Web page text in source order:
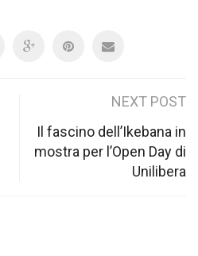
NEXT POST
Il fascino dell’Ikebana in
mostra per l’Open Day di
Unilibera